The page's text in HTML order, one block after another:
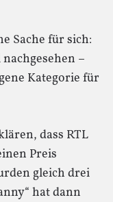
Sache für sich:
–
Kategorie für
dass RTL
Preis
gleich drei
hat dann